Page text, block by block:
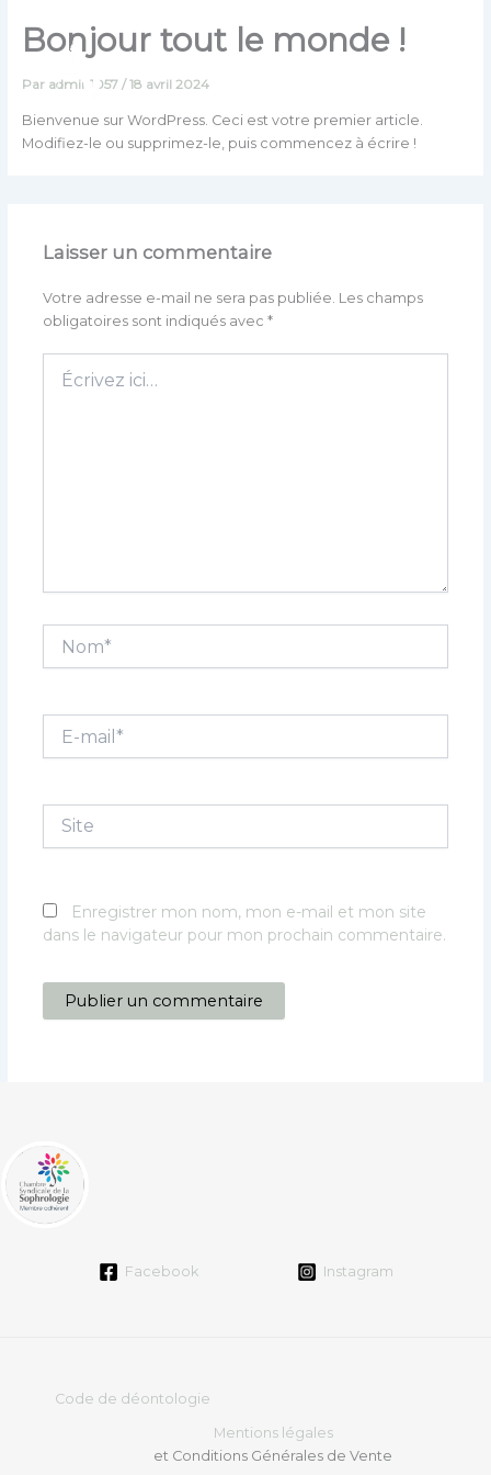
contenu
Bonjour tout le monde !
Par admin1057 /18 avril 2024
Bienvenue sur WordPress. Ceci est votre premier article.
Modifiez-le ou supprimez-le, puis commencez à écrire !
Laisser un commentaire
Votre adresse e-mail ne sera pas publiée. Les champs
obligatoires sont indiqués avec *
ici…
mail*
Site
Enregistrer mon nom, mon e-mail et mon site
dans le navigateur pour mon prochain commentaire.
Facebook Instagram
Code de déontologie
Mentions légales
et Conditions Générales de Vente